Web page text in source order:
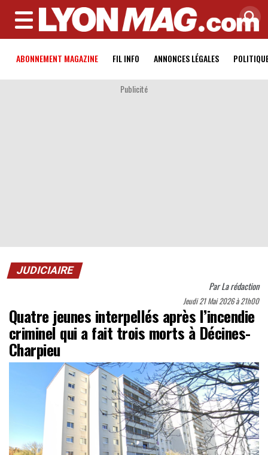
MENU
ABONNEMENT MAGAZINE FIL INFO ANNONCES LÉGALES
Publicité
JUDICIAIRE
ParLa rédaction
Jeudi 21 Mai 2026 à 21h00
Quatre jeunes interpellés après l’incendie
criminel qui a fait trois morts à Décines-
Charpieu